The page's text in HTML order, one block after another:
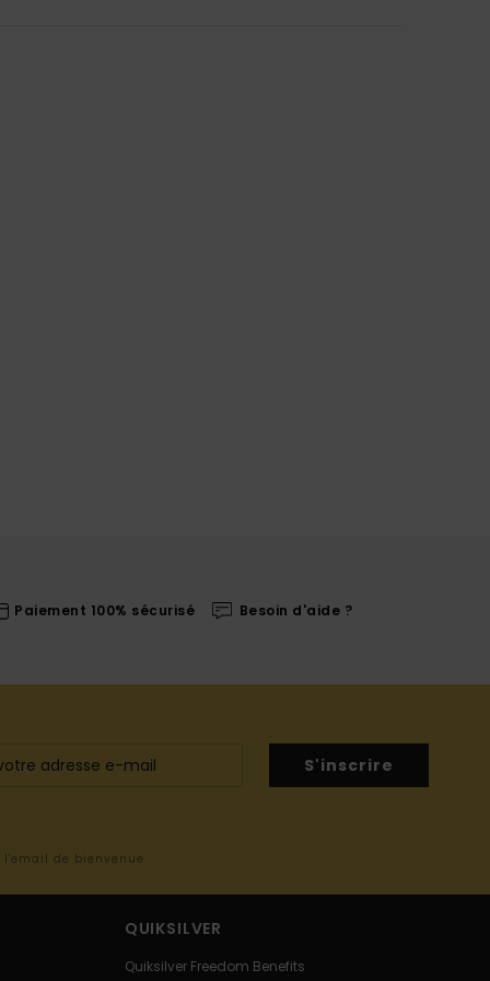
Paiement 100% sécurisé Besoin d'aide ?
S'inscrire
de bienvenue
QUIKSILVER
Quiksilver Freedom Benefits